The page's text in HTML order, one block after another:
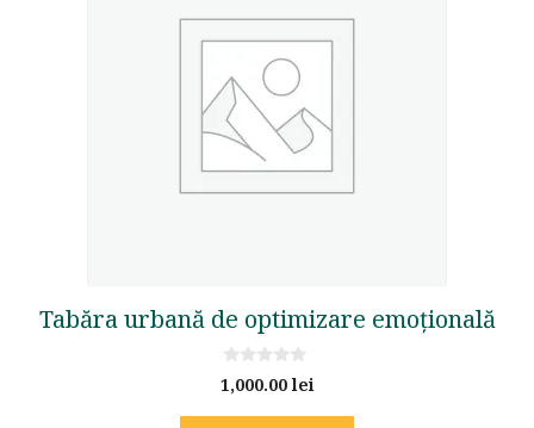
Tabăra urbană de optimizare emoțională
0
o
1,000.00lei